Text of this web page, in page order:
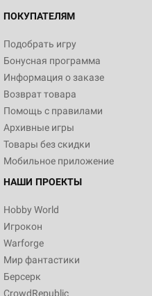
ПОКУПАТЕЛЯМ
Подобрать игру
Бонусная программа
Информация о заказе
Возврат товара
Помощь с правилами
Архивные игры
Товары без скидки
Мобильное приложение
НАШИ ПРОЕКТЫ
Hobby World
Игрокон
Warforge
Мир фантастики
Берсерк
CrowdRepublic